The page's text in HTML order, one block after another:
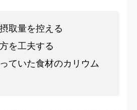
取量を控える
を工夫する
ていた食材のカリウム